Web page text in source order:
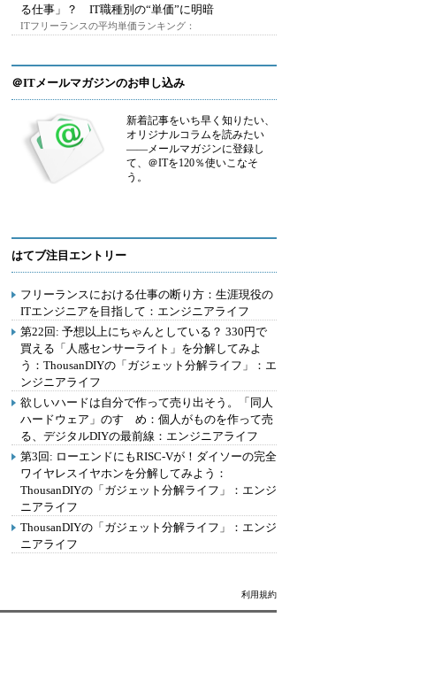
る仕事」？ IT職種別の“単価”に明暗
ITフリーランスの平均単価ランキング：
＠ITメールマガジンのお申し込み
新着記事をいち早く知りたい、
オリジナルコラムを読みたい
――メールマガジンに登録し
て、＠ITを120％使いこなそ
う。
はてブ注目エントリー
フリーランスにおける仕事の断り方：生涯現役の
ITエンジニアを目指して：エンジニアライフ
第22回: 予想以上にちゃんとしている？ 330円で
買える「人感センサーライト」を分解してみよ
う：ThousanDIYの「ガジェット分解ライフ」：エ
ンジニアライフ
欲しいハードは自分で作って売り出そう。「同人
ハードウェア」のすゝめ：個人がものを作って売
る、デジタルDIYの最前線：エンジニアライフ
第3回: ローエンドにもRISC-Vが！ダイソーの完全
ワイヤレスイヤホンを分解してみよう：
ThousanDIYの「ガジェット分解ライフ」：エンジ
ニアライフ
ThousanDIYの「ガジェット分解ライフ」：エンジ
ニアライフ
利用規約